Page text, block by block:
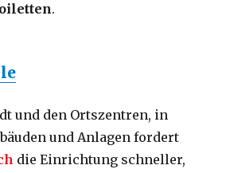
.
und den Ortszentren, in
und Anlagen fordert
die Einrichtung schneller,